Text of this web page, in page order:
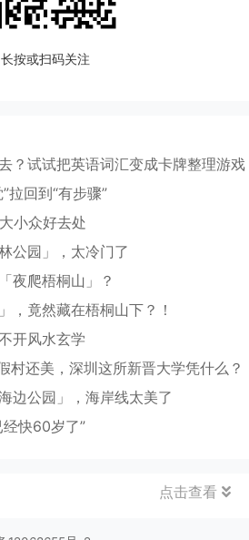
长按或扫码关注
？试试把英语词汇变成卡牌整理游戏
拉回到“有步骤”
小众好去处
公园」，太冷门了
夜爬梧桐山」？
，竟然藏在梧桐山下？！
开风水玄学
村还美，深圳这所新晋大学凭什么？
边公园」，海岸线太美了
快60岁了”
点击查看